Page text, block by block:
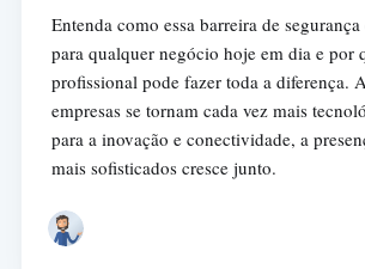
Entenda como essa barreira de
para qualquer negócio hoje em dia e por
profissional pode fazer toda a diferença.
empresas se tornam cada vez mais
para a inovação e conectividade, a
mais sofisticados cresce junto.